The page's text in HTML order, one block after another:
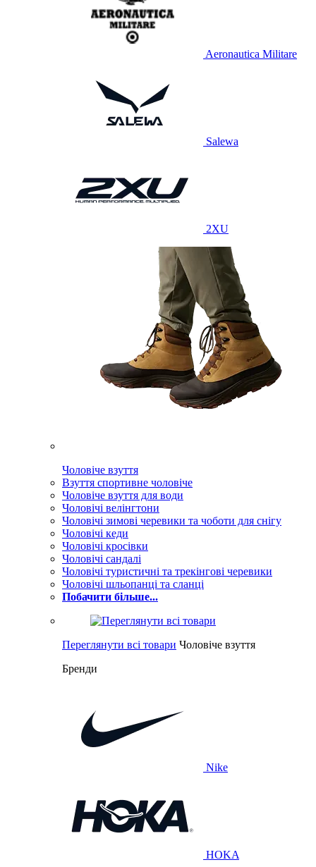
Aeronautica Militare
Salewa
2XU
Чоловіче взуття
Взуття спортивне чоловіче
Чоловіче взуття для води
Чоловічі велінгтони
Чоловічі зимові черевики та чоботи для снігу
Чоловічі кеди
Чоловічі кросівки
Чоловічі сандалі
Чоловічі туристичні та трекінгові черевики
Чоловічі шльопанці та сланці
Побачити більше...
Переглянути всі товари Чоловіче взуття
Бренди
Nike
HOKA